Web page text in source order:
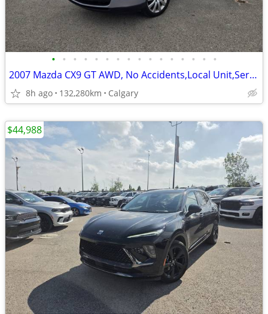
• • • • • • • • • • • • • • • •
2007 Mazda CX9 GT AWD, No Accidents,Local Unit,Service History #11112A
8h ago 132,280km Calgary
$44,988